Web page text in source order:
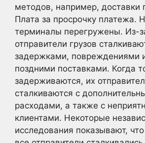
методов, например, доставки
Плата за просрочку платежа.
терминалы перегружены. Из-
отправители грузов
задержками, повреждениями
поздними поставками. Когда
задерживаются, их
сталкиваются с
расходами, а также с
клиентами. Некоторые
исследования показывают,